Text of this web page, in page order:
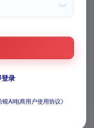
已上线，AI 全
持续上新
品生成、图片与视频创作、导
块均已开放
录
蟆AI电商用户使用协议》